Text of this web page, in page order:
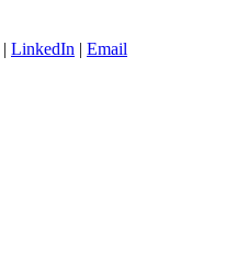
| LinkedIn | Email